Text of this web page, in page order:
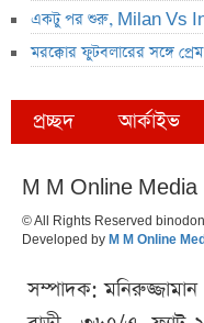
একটু পর শুরু, Milan Vs
মরক্কোর ফুটবলারের সঙ্গে
প্রচ্ছদ আর্কাইভ
M M Online Media
© All Rights Reserved
Developed by M M Online
সম্পাদক: মনিরুজ্জামান